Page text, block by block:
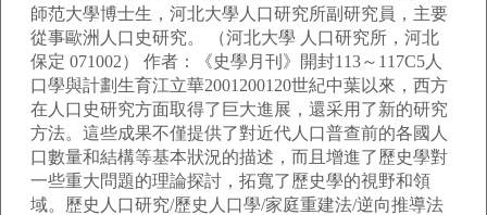
師范大學博士生，河北大學人口研究所副研究員，主要
從事歐洲人口史研究。 （河北大學 人口研究所，河北
保定 071002） 作者：《史學月刊》開封113～117C5人
口學與計劃生育江立華2001200120世紀中葉以來，西方
在人口史研究方面取得了巨大進展，還采用了新的研究
方法。這些成果不僅提供了對近代人口普查前的各國人
口數量和結構等基本狀況的描述，而且增進了歷史學對
一些重大問題的理論探討，拓寬了歷史學的視野和領
域。歷史人口研究/歷史人口學/家庭重建法/逆向推導法